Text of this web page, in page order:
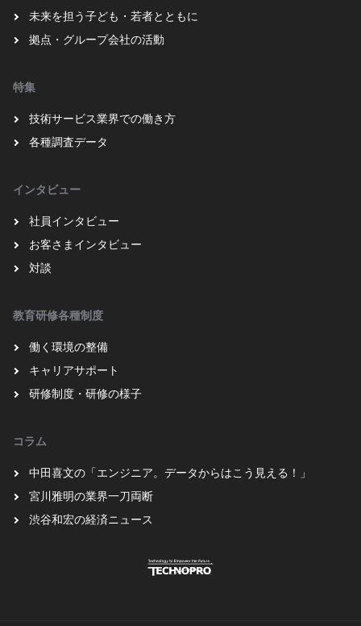
未来を担う子ども・若者とともに
拠点・グループ会社の活動
特集
技術サービス業界での働き方
各種調査データ
インタビュー
社員インタビュー
お客さまインタビュー
対談
教育研修各種制度
働く環境の整備
キャリアサポート
研修制度・研修の様子
コラム
中田喜文の「エンジニア。データからはこう見える！」
宮川雅明の業界一刀両断
渋谷和宏の経済ニュース